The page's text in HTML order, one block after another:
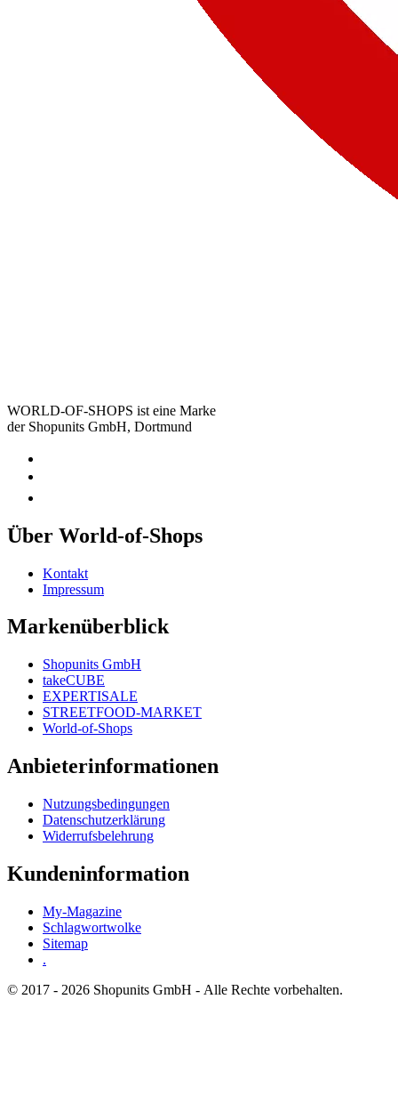
WORLD-OF-SHOPS ist eine Marke
der Shopunits GmbH, Dortmund
Über World-of-Shops
Kontakt
Impressum
Markenüberblick
Shopunits GmbH
takeCUBE
EXPERTISALE
STREETFOOD-MARKET
World-of-Shops
Anbieterinformationen
Nutzungsbedingungen
Datenschutzerklärung
Widerrufsbelehrung
Kundeninformation
My-Magazine
Schlagwortwolke
Sitemap
.
© 2017 - 2026 Shopunits GmbH - Alle Rechte vorbehalten.